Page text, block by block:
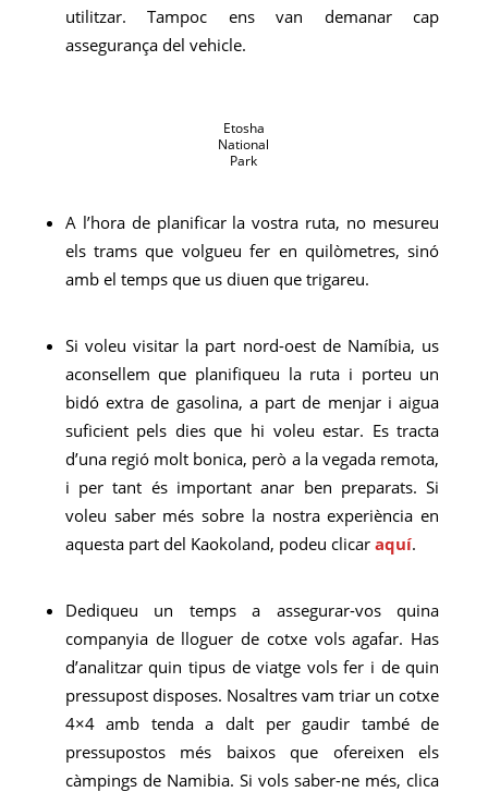
utilitzar. Tampoc ens van demanar cap
assegurança del vehicle.
Etosha
National
Park
A l’hora de planificar la vostra ruta, no mesureu
els trams que volgueu fer en quilòmetres, sinó
amb el temps que us diuen que trigareu.
Si voleu visitar la part nord-oest de Namíbia, us
aconsellem que planifiqueu la ruta i porteu un
bidó extra de gasolina, a part de menjar i aigua
suficient pels dies que hi voleu estar. Es tracta
d’una regió molt bonica, però a la vegada remota,
i per tant és important anar ben preparats. Si
voleu saber més sobre la nostra experiència en
aquesta part del Kaokoland, podeu clicar aquí.
Dediqueu un temps a assegurar-vos quina
companyia de lloguer de cotxe vols agafar. Has
d’analitzar quin tipus de viatge vols fer i de quin
pressupost disposes. Nosaltres vam triar un cotxe
4×4 amb tenda a dalt per gaudir també de
pressupostos més baixos que ofereixen els
càmpings de Namibia. Si vols saber-ne més, clica